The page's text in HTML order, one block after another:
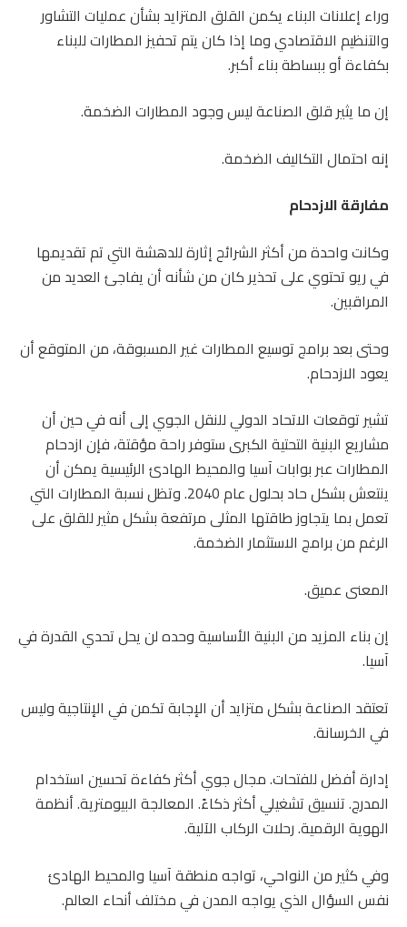
وراء إعلانات البناء يكمن القلق المتزايد بشأن عمليات التشاور
والتنظيم الاقتصادي وما إذا كان يتم تحفيز المطارات للبناء
بكفاءة أو ببساطة بناء أكبر.
إن ما يثير قلق الصناعة ليس وجود المطارات الضخمة.
إنه احتمال التكاليف الضخمة.
مفارقة الازدحام
وكانت واحدة من أكثر الشرائح إثارة للدهشة التي تم تقديمها
في ريو تحتوي على تحذير كان من شأنه أن يفاجئ العديد من
المراقبين.
وحتى بعد برامج توسيع المطارات غير المسبوقة، من المتوقع أن
يعود الازدحام.
تشير توقعات الاتحاد الدولي للنقل الجوي إلى أنه في حين أن
مشاريع البنية التحتية الكبرى ستوفر راحة مؤقتة، فإن ازدحام
المطارات عبر بوابات آسيا والمحيط الهادئ الرئيسية يمكن أن
ينتعش بشكل حاد بحلول عام 2040. وتظل نسبة المطارات التي
تعمل بما يتجاوز طاقتها المثلى مرتفعة بشكل مثير للقلق على
الرغم من برامج الاستثمار الضخمة.
المعنى عميق.
إن بناء المزيد من البنية الأساسية وحده لن يحل تحدي القدرة في
آسيا.
تعتقد الصناعة بشكل متزايد أن الإجابة تكمن في الإنتاجية وليس
في الخرسانة.
إدارة أفضل للفتحات. مجال جوي أكثر كفاءة تحسين استخدام
المدرج. تنسيق تشغيلي أكثر ذكاءً. المعالجة البيومترية. أنظمة
الهوية الرقمية. رحلات الركاب الآلية.
وفي كثير من النواحي، تواجه منطقة آسيا والمحيط الهادئ
نفس السؤال الذي يواجه المدن في مختلف أنحاء العالم.